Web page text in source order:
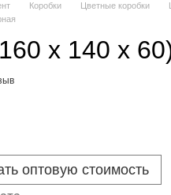
Коробки Цветные коробки
x 140 x
оптовую стоимость